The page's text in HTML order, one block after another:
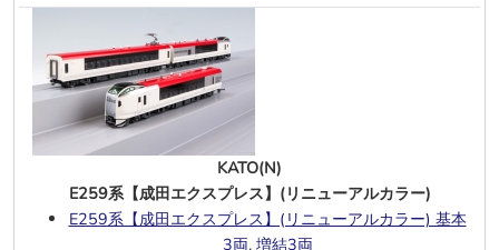
ト)4両
125系 2次車(加古川線) 2両
125系 3次車(小浜線) 2両
6/23
KATO(N)
EF65 1000 後期形(JR仕様 グレーHゴ
ム)
EF66 0番後期ブルトレ牽引機
E657系＜E653系リバイバルカラー(青)
＞10両M付
KATO(N)
E259系【成田エクスプレス】(リニューアルカラー)
E259系【成田エクスプレス】(リニューアルカラー) 基本
3両, 増結3両